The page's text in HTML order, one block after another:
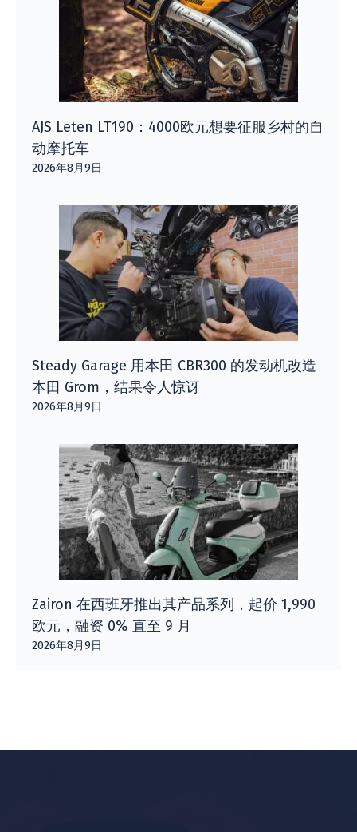
AJS Leten LT190：4000欧元想要征服乡村的自
动摩托车
2026年8月9日
Steady Garage 用本田 CBR300 的发动机改造
本田 Grom，结果令人惊讶
2026年8月9日
Zairon 在西班牙推出其产品系列，起价 1,990
欧元，融资 0% 直至 9 月
2026年8月9日